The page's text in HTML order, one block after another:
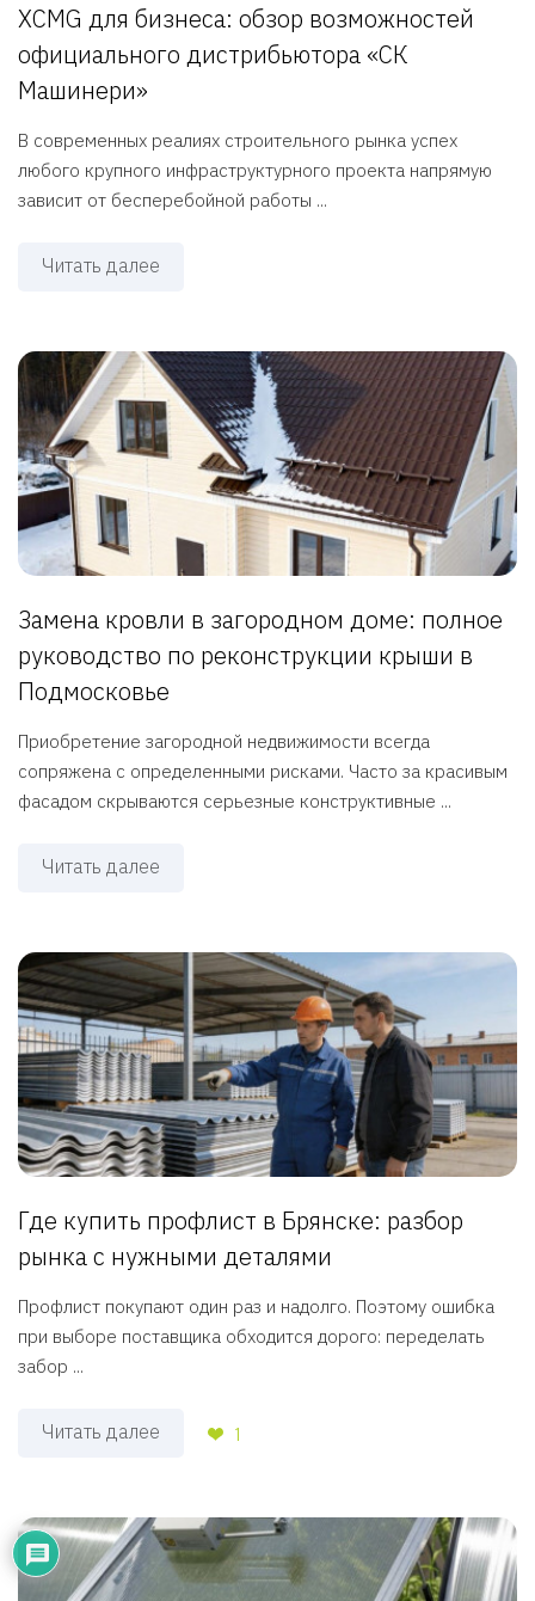
XCMG для бизнеса: обзор возможностей
официального дистрибьютора «СК
Машинери»
В современных реалиях строительного рынка успех
любого крупного инфраструктурного проекта напрямую
зависит от бесперебойной работы ...
Читать далее
Замена кровли в загородном доме: полное
руководство по реконструкции крыши в
Подмосковье
Приобретение загородной недвижимости всегда
сопряжена с определенными рисками. Часто за красивым
фасадом скрываются серьезные конструктивные ...
Читать далее
Где купить профлист в Брянске: разбор
рынка с нужными деталями
Профлист покупают один раз и надолго. Поэтому ошибка
при выборе поставщика обходится дорого: переделать
забор ...
Читать далее 1